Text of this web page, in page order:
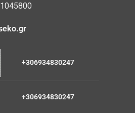
+306934830247
+306934830247